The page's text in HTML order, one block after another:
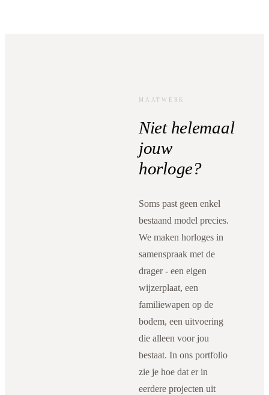
MAATWERK
Niet helemaal
jouw
horloge?
Soms past geen enkel
bestaand model precies.
We maken horloges in
samenspraak met de
drager - een eigen
wijzerplaat, een
familiewapen op de
bodem, een uitvoering
die alleen voor jou
bestaat. In ons portfolio
zie je hoe dat er in
eerdere projecten uit